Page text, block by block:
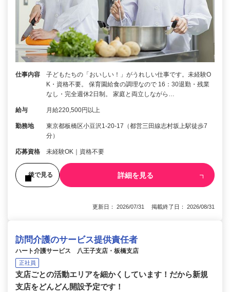
仕事内容
子どもたちの「おいしい！」がうれしい仕事です。未経験O
K・資格不要。 保育園給食の調理なので 16：30退勤・残業
なし・完全週休2日制。 家庭と両立しながら…
給与 月給220,500円以上
勤務地
東京都板橋区小豆沢1-20-17（都営三田線志村坂上駅徒歩7
分）
応募資格 未経験OK｜資格不要
後で見る 詳細を見る
更新日： 2026/07/31 掲載終了日： 2026/08/31
訪問介護のサービス提供責任者
ハート介護サービス 八王子支店・板橋支店
正社員
支店ごとの活動エリアを細かくしています！だから新規
支店をどんどん開設予定です！